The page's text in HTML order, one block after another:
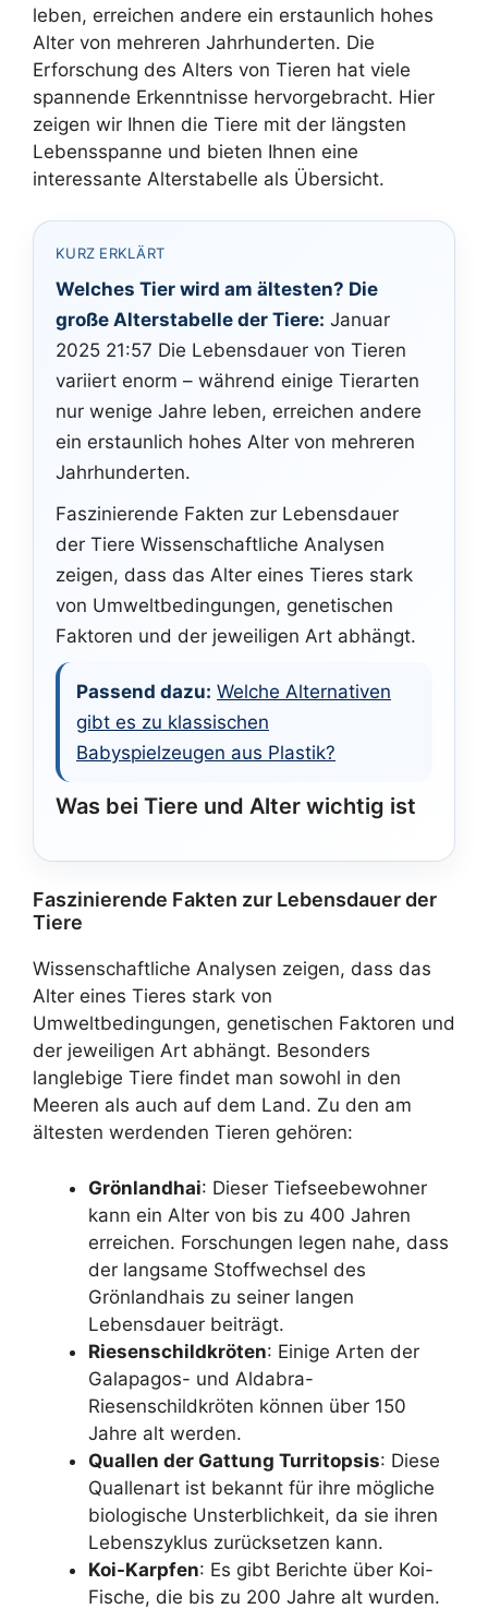
leben, erreichen andere ein erstaunlich hohes
Alter von mehreren Jahrhunderten. Die
Erforschung des Alters von Tieren hat viele
spannende Erkenntnisse hervorgebracht. Hier
zeigen wir Ihnen die Tiere mit der längsten
Lebensspanne und bieten Ihnen eine
interessante Alterstabelle als Übersicht.
KURZ ERKLÄRT
Welches Tier wird am ältesten? Die
große Alterstabelle der Tiere: Januar
2025 21:57 Die Lebensdauer von Tieren
variiert enorm – während einige Tierarten
nur wenige Jahre leben, erreichen andere
ein erstaunlich hohes Alter von mehreren
Jahrhunderten.
Faszinierende Fakten zur Lebensdauer
der Tiere Wissenschaftliche Analysen
zeigen, dass das Alter eines Tieres stark
von Umweltbedingungen, genetischen
Faktoren und der jeweiligen Art abhängt.
Passend dazu: Welche Alternativen
gibt es zu klassischen
Babyspielzeugen aus Plastik?
Was bei Tiere und Alter wichtig ist
Faszinierende Fakten zur Lebensdauer der
Tiere
Wissenschaftliche Analysen zeigen, dass das
Alter eines Tieres stark von
Umweltbedingungen, genetischen Faktoren und
der jeweiligen Art abhängt. Besonders
langlebige Tiere findet man sowohl in den
Meeren als auch auf dem Land. Zu den am
ältesten werdenden Tieren gehören:
Grönlandhai: Dieser Tiefseebewohner
kann ein Alter von bis zu 400 Jahren
erreichen. Forschungen legen nahe, dass
der langsame Stoffwechsel des
Grönlandhais zu seiner langen
Lebensdauer beiträgt.
Riesenschildkröten: Einige Arten der
Galapagos- und Aldabra-
Riesenschildkröten können über 150
Jahre alt werden.
Quallen der Gattung Turritopsis: Diese
Quallenart ist bekannt für ihre mögliche
biologische Unsterblichkeit, da sie ihren
Lebenszyklus zurücksetzen kann.
Koi-Karpfen: Es gibt Berichte über Koi-
Fische, die bis zu 200 Jahre alt wurden.